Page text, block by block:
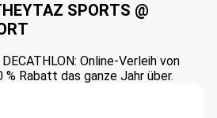
SPORTS @
Online-Verleih von
Rabatt das ganze Jahr über.